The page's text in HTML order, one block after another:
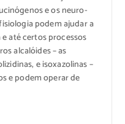
e os neuro-
podem ajudar a
até certos processos
alcalóides – as
e isoxazolinas –
e podem operar de